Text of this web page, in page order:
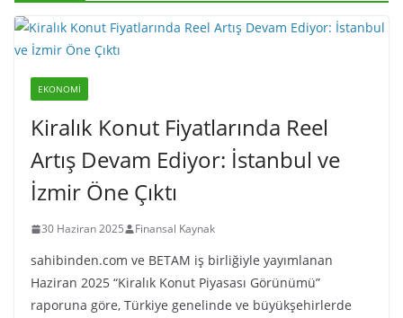
EKONOMI
Kiralık Konut Fiyatlarında Reel
Artış Devam Ediyor: İstanbul ve
İzmir Öne Çıktı
30 Haziran 2025 Finansal Kaynak
sahibinden.com ve BETAM iş birliğiyle yayımlanan
Haziran 2025 “Kiralık Konut Piyasası Görünümü”
raporuna göre, Türkiye genelinde ve büyükşehirlerde